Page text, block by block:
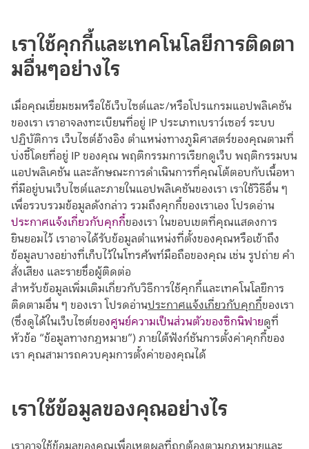
เราใช้คุกกี้และเทคโนโลยีการติดตา
มอื่นๆอย่างไร
เมื่อคุณเยี่ยมชมหรือใช้เว็บไซต์และ/หรือโปรแกรมแอปพลิเคชัน
ของเรา เราอาจลงทะเบียนที่อยู่ IP ประเภทเบราว์เซอร์ ระบบ
ปฏิบัติการ เว็บไซต์อ้างอิง ตำแหน่งทางภูมิศาสตร์ของคุณตามที่
บ่งชี้โดยที่อยู่ IP ของคุณ พฤติกรรมการเรียกดูเว็บ พฤติกรรมบน
แอปพลิเคชัน และลักษณะการดำเนินการที่คุณโต้ตอบกับเนื้อหา
ที่มีอยู่บนเว็บไซต์และภายในแอปพลิเคชันของเรา เราใช้วิธีอื่น ๆ
เพื่อรวบรวมข้อมูลดังกล่าว รวมถึงคุกกี้ของเราเอง โปรดอ่าน
ประกาศแจ้งเกี่ยวกับคุกกี้ของเรา ในขอบเขตที่คุณแสดงการ
ยินยอมไว้ เราอาจได้รับข้อมูลตำแหน่งที่ตั้งของคุณหรือเข้าถึง
ข้อมูลบางอย่างที่เก็บไว้ในโทรศัพท์มือถือของคุณ เช่น รูปถ่าย คำ
สั่งเสียง และรายชื่อผู้ติดต่อ
สำหรับข้อมูลเพิ่มเติมเกี่ยวกับวิธีการใช้คุกกี้และเทคโนโลยีการ
ติดตามอื่น ๆ ของเรา โปรดอ่านประกาศแจ้งเกี่ยวกับคุกกี้ของเรา
(ซึ่งดูได้ในเว็บไซต์ของศูนย์ความเป็นส่วนตัวของซิกนิฟายดูที่
หัวข้อ “ข้อมูลทางกฎหมาย”) ภายใต้ฟังก์ชันการตั้งค่าคุกกี้ของ
เรา คุณสามารถควบคุมการตั้งค่าของคุณได้
เราใช้ข้อมูลของคุณอย่างไร